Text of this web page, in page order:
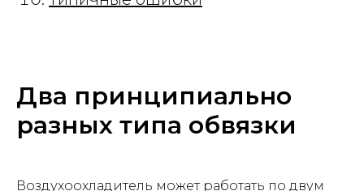
Два принципиально
разных типа обвязки
Воздухоохладитель может работать по двум